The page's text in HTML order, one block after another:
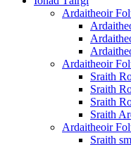
Ardaitheoir
Ardaitheoir
Sraith
Sraith
Sraith
Sraith
Ardaitheoir
Sraith